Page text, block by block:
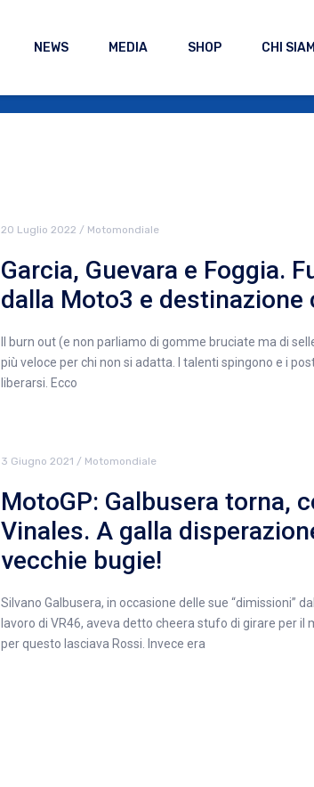
NEWS MEDIA SHOP CHI
20 Luglio 2022 / Motomondiale
Garcia, Guevara e Foggia.
dalla Moto3 e destinazione
Il burn out (e non parliamo di gomme bruciate ma di
più veloce per chi non si adatta. I talenti spingono e i
liberarsi. Ecco
3 Giugno 2021 / Motomondiale
MotoGP: Galbusera torna,
Vinales. A galla
vecchie bugie!
Silvano Galbusera, in occasione delle sue “dimissioni”
lavoro di VR46, aveva detto cheera stufo di girare per il
per questo lasciava Rossi. Invece era